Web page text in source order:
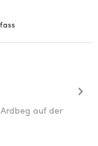
auf der